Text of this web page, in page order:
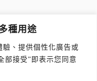
種用途
、提供個性化廣告或
部接受”即表示您同意
感生活 Tips！